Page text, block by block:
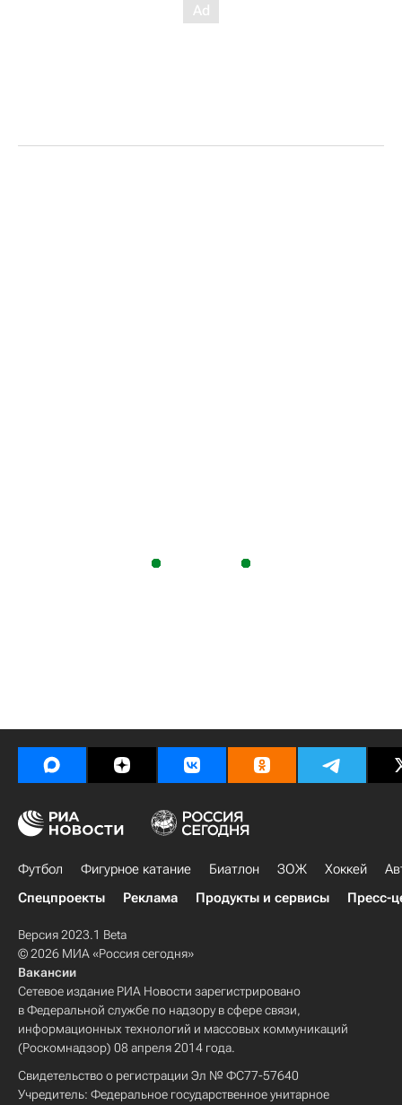
Футбол Фигурное катание Биатлон ЗОЖ Хоккей
Спецпроекты
Реклама Продукты и сервисы Пресс-
Версия 2023.1 Beta
© 2026 МИА «Россия сегодня»
Вакансии
Сетевое издание РИА Новости зарегистрировано
в Федеральной службе по надзору в сфере связи,
информационных технологий и массовых коммуникаций
(Роскомнадзор) 08 апреля 2014 года.
Свидетельство о регистрации Эл № ФС77-57640
Учредитель: Федеральное государственное унитарное